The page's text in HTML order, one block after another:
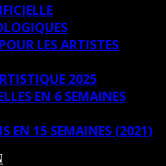
LES ARTISTES
2025
EN 6 SEMAINES
EN 15 SEMAINES (2021)